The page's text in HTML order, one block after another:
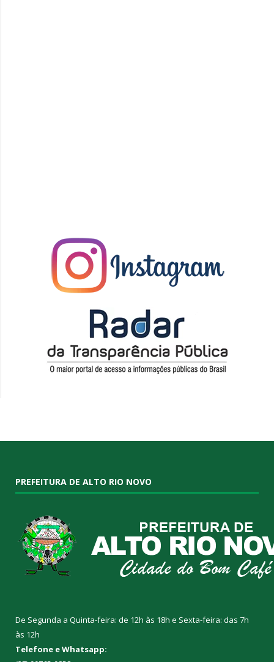
PREFEITURA DE ALTO RIO NOVO
De Segunda a Quinta-feira: de 12h às 18h e Sexta-feira: das 7h
às 12h
Telefone e Whatsapp: